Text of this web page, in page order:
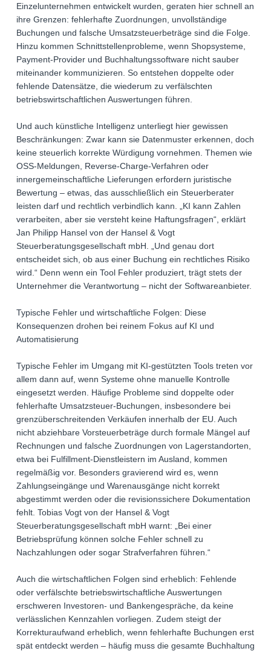
Einzelunternehmen entwickelt wurden, geraten hier schnell an
ihre Grenzen: fehlerhafte Zuordnungen, unvollständige
Buchungen und falsche Umsatzsteuerbeträge sind die Folge.
Hinzu kommen Schnittstellenprobleme, wenn Shopsysteme,
Payment-Provider und Buchhaltungssoftware nicht sauber
miteinander kommunizieren. So entstehen doppelte oder
fehlende Datensätze, die wiederum zu verfälschten
betriebswirtschaftlichen Auswertungen führen.
Und auch künstliche Intelligenz unterliegt hier gewissen
Beschränkungen: Zwar kann sie Datenmuster erkennen, doch
keine steuerlich korrekte Würdigung vornehmen. Themen wie
OSS-Meldungen, Reverse-Charge-Verfahren oder
innergemeinschaftliche Lieferungen erfordern juristische
Bewertung – etwas, das ausschließlich ein Steuerberater
leisten darf und rechtlich verbindlich kann. „KI kann Zahlen
verarbeiten, aber sie versteht keine Haftungsfragen“, erklärt
Jan Philipp Hansel von der Hansel & Vogt
Steuerberatungsgesellschaft mbH. „Und genau dort
entscheidet sich, ob aus einer Buchung ein rechtliches Risiko
wird.“ Denn wenn ein Tool Fehler produziert, trägt stets der
Unternehmer die Verantwortung – nicht der Softwareanbieter.
Typische Fehler und wirtschaftliche Folgen: Diese
Konsequenzen drohen bei reinem Fokus auf KI und
Automatisierung
Typische Fehler im Umgang mit KI-gestützten Tools treten vor
allem dann auf, wenn Systeme ohne manuelle Kontrolle
eingesetzt werden. Häufige Probleme sind doppelte oder
fehlerhafte Umsatzsteuer-Buchungen, insbesondere bei
grenzüberschreitenden Verkäufen innerhalb der EU. Auch
nicht abziehbare Vorsteuerbeträge durch formale Mängel auf
Rechnungen und falsche Zuordnungen von Lagerstandorten,
etwa bei Fulfillment-Dienstleistern im Ausland, kommen
regelmäßig vor. Besonders gravierend wird es, wenn
Zahlungseingänge und Warenausgänge nicht korrekt
abgestimmt werden oder die revisionssichere Dokumentation
fehlt. Tobias Vogt von der Hansel & Vogt
Steuerberatungsgesellschaft mbH warnt: „Bei einer
Betriebsprüfung können solche Fehler schnell zu
Nachzahlungen oder sogar Strafverfahren führen.“
Auch die wirtschaftlichen Folgen sind erheblich: Fehlende
oder verfälschte betriebswirtschaftliche Auswertungen
erschweren Investoren- und Bankengespräche, da keine
verlässlichen Kennzahlen vorliegen. Zudem steigt der
Korrekturaufwand erheblich, wenn fehlerhafte Buchungen erst
spät entdeckt werden – häufig muss die gesamte Buchhaltung